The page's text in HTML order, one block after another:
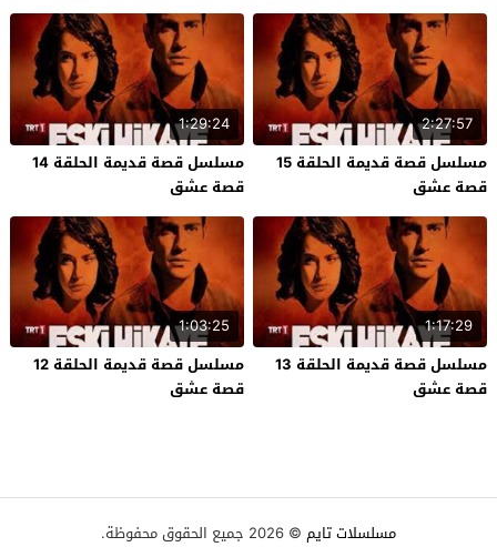
2:27:57
مسلسل قصة قديمة الحلقة 15
قصة عشق
1:29:24
مسلسل قصة قديمة الحلقة 14
قصة عشق
1:17:29
مسلسل قصة قديمة الحلقة 13
قصة عشق
1:03:25
مسلسل قصة قديمة الحلقة 12
قصة عشق
مسلسلات تايم © 2026 جميع الحقوق محفوظة.